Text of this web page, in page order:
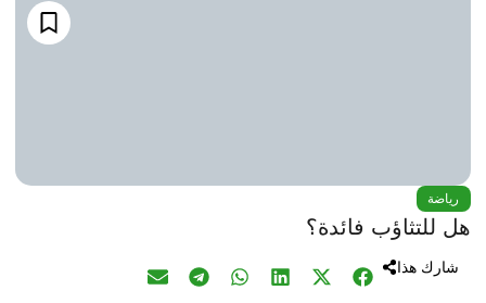
رياضة
هل للتثاؤب فائدة؟
شارك هذا